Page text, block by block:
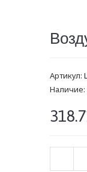
Артикул:
Наличие: